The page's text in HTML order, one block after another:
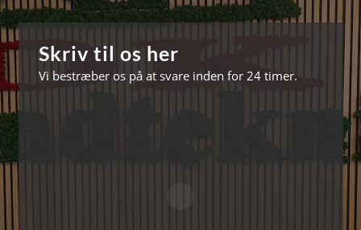
Skriv til os her
Vi bestræber os på at svare inden for 24 timer.